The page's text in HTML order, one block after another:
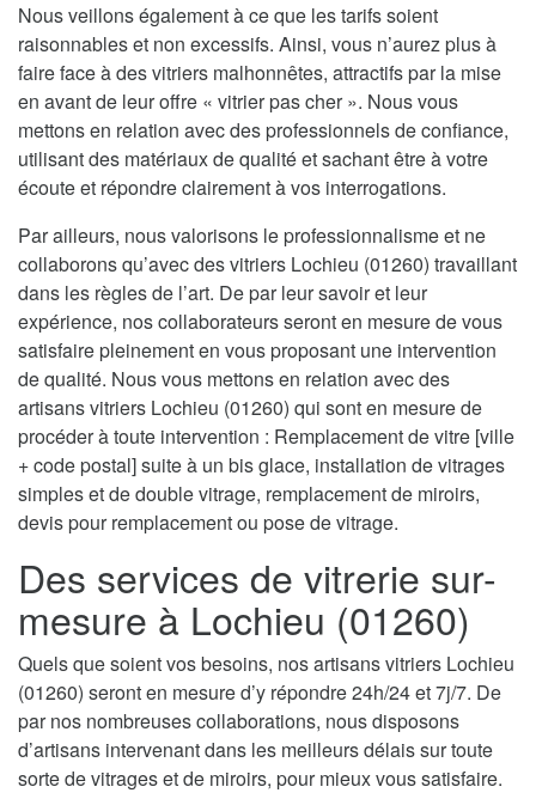
Nous veillons également à ce que les tarifs soient
raisonnables et non excessifs. Ainsi, vous n’aurez plus à
faire face à des vitriers malhonnêtes, attractifs par la mise
en avant de leur offre « vitrier pas cher ». Nous vous
mettons en relation avec des professionnels de confiance,
utilisant des matériaux de qualité et sachant être à votre
écoute et répondre clairement à vos interrogations.
Par ailleurs, nous valorisons le professionnalisme et ne
collaborons qu’avec des vitriers Lochieu (01260) travaillant
dans les règles de l’art. De par leur savoir et leur
expérience, nos collaborateurs seront en mesure de vous
satisfaire pleinement en vous proposant une intervention
de qualité. Nous vous mettons en relation avec des
artisans vitriers Lochieu (01260) qui sont en mesure de
procéder à toute intervention : Remplacement de vitre [ville
+ code postal] suite à un bis glace, installation de vitrages
simples et de double vitrage, remplacement de miroirs,
devis pour remplacement ou pose de vitrage.
Des services de vitrerie sur-
mesure à Lochieu (01260)
Quels que soient vos besoins, nos artisans vitriers Lochieu
(01260) seront en mesure d’y répondre 24h/24 et 7j/7. De
par nos nombreuses collaborations, nous disposons
d’artisans intervenant dans les meilleurs délais sur toute
sorte de vitrages et de miroirs, pour mieux vous satisfaire.